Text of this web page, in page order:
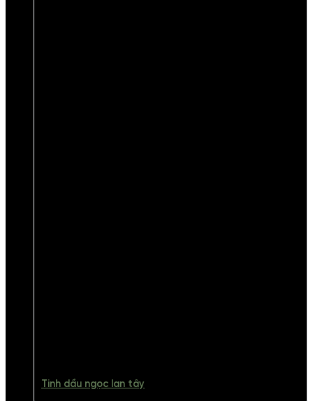
Tinh dầu ngọc lan tây